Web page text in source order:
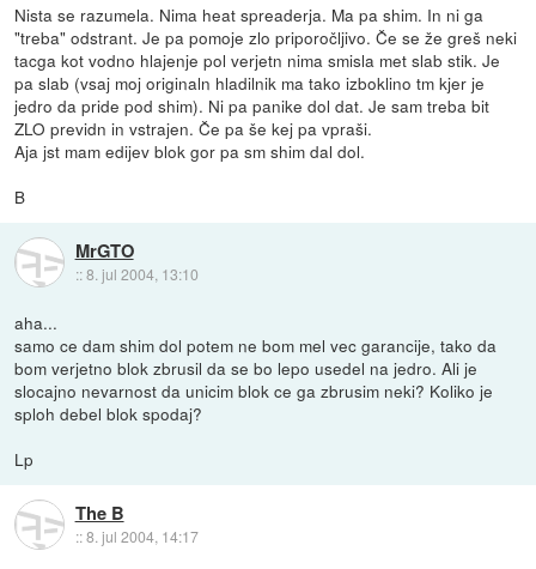
Nista se razumela. Nima heat spreaderja. Ma pa shim. In ni ga
"treba" odstrant. Je pa pomoje zlo priporočljivo. Če se že greš neki
tacga kot vodno hlajenje pol verjetn nima smisla met slab stik. Je
pa slab (vsaj moj originaln hladilnik ma tako izboklino tm kjer je
jedro da pride pod shim). Ni pa panike dol dat. Je sam treba bit
ZLO previdn in vstrajen. Če pa še kej pa vpraši.
Aja jst mam edijev blok gor pa sm shim dal dol.
B
MrGTO
::8. jul 2004, 13:10
aha...
samo ce dam shim dol potem ne bom mel vec garancije, tako da
bom verjetno blok zbrusil da se bo lepo usedel na jedro. Ali je
slocajno nevarnost da unicim blok ce ga zbrusim neki? Koliko je
sploh debel blok spodaj?
Lp
The B
::8. jul 2004, 14:17